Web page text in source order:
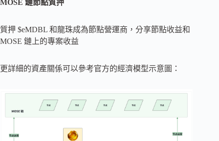
MOSE 鏈節點質押
質押 $eMDBL 和龍珠成為節點營運商，分享節點收益和
MOSE 鏈上的專案收益
更詳細的資產關係可以參考官方的經濟模型示意圖：